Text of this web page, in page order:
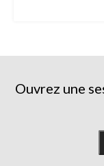
Ouvrez une